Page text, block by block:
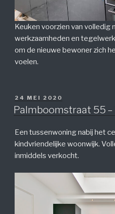
Keuken voorzien van volledig
werkzaamheden en
om de nieuwe bewoner zich
voelen.
GEPLAATST
OP
24 MEI 2020
Palmboomstraat 55 –
Een tussenwoning nabij het
kindvriendelijke woonwijk.
inmiddels verkocht.